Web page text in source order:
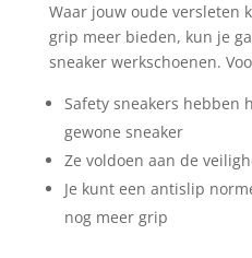
Waar jouw oude versleten
grip meer bieden, kun je
sneaker werkschoenen.
Safety sneakers hebben
gewone sneaker
Ze voldoen aan de
Je kunt een antislip
nog meer grip